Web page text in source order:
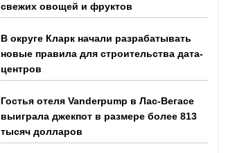
свежих овощей и фруктов
В округе Кларк начали разрабатывать
новые правила для строительства дата-
центров
Гостья отеля Vanderpump в Лас-Вегасе
выиграла джекпот в размере более 813
тысяч долларов